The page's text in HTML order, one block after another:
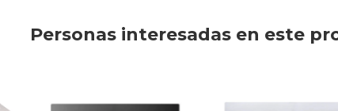
Personas interesadas en este